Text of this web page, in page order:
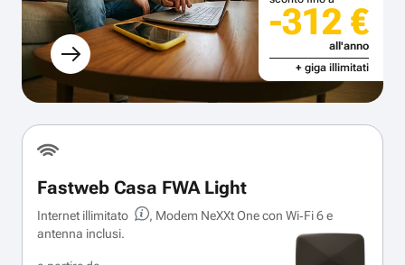
-312 €
all'anno
+ giga illimitati
Fastweb Casa FWA Light
Internet illimitato
, Modem NeXXt One con Wi‑Fi 6 e
antenna inclusi.